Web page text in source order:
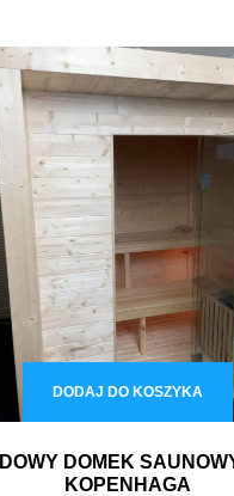
DODAJ DO KOSZYKA
DOMEK
KOPENHAGA